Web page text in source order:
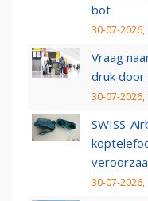
bot
30-07-2026,
Vraag
druk
30-07-2026,
SWISS-
30-07-2026,